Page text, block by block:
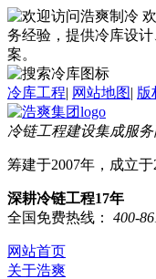
务经验，提供冷库设
案。
冷库工程| 网站地图| 版
冷链工程建设集成服务
筹建于2007年，成立于
深耕冷链工程17年
全国免费热线：
400-
网站首页
关于浩爽